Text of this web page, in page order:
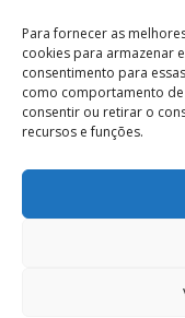
Para fornecer as
cookies para armazenar
consentimento para
como comportamento de
consentir ou retirar o
recursos e funções.
©
Agência